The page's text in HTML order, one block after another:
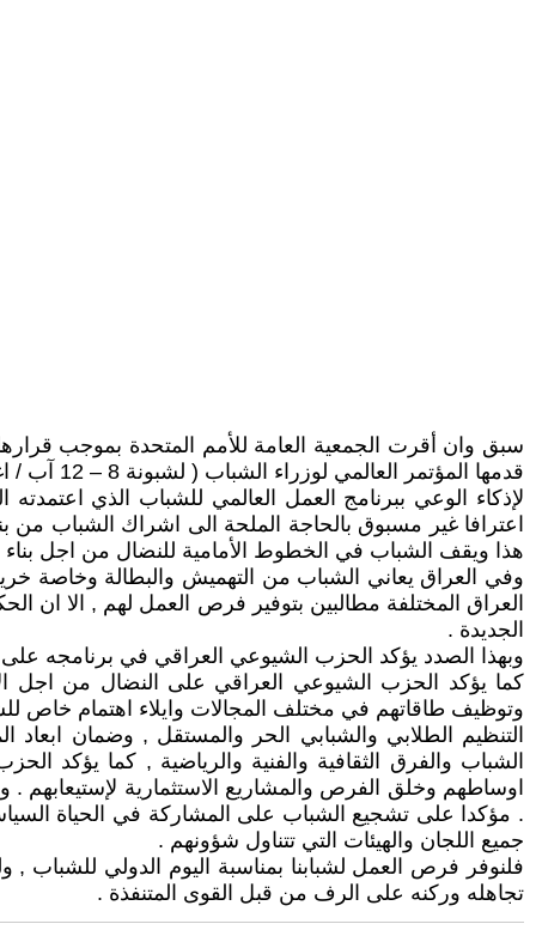
اعترافا غير مسبوق بالحاجة الملحة الى اشراك الشباب
هذا ويقف الشباب في الخطوط الأمامية للنضال من اجل
وفي العراق يعاني الشباب من التهميش والبطالة وخاصة
الجديدة .
وبهذا الصدد يؤكد الحزب الشيوعي العراقي في برنامجه على
كما يؤكد الحزب الشيوعي العراقي على النضال من اجل
وتوظيف طاقاتهم في مختلف المجالات وايلاء اهتمام خاص
التنظيم الطلابي والشبابي الحر والمستقل , وضمان ابعاد
الشباب والفرق الثقافية والفنية والرياضية , كما
اوساطهم وخلق الفرص والمشاريع الاستثمارية
جميع اللجان والهيئات التي تتناول شؤونهم .
تجاهله وركنه على الرف من قبل القوى المتنفذة .